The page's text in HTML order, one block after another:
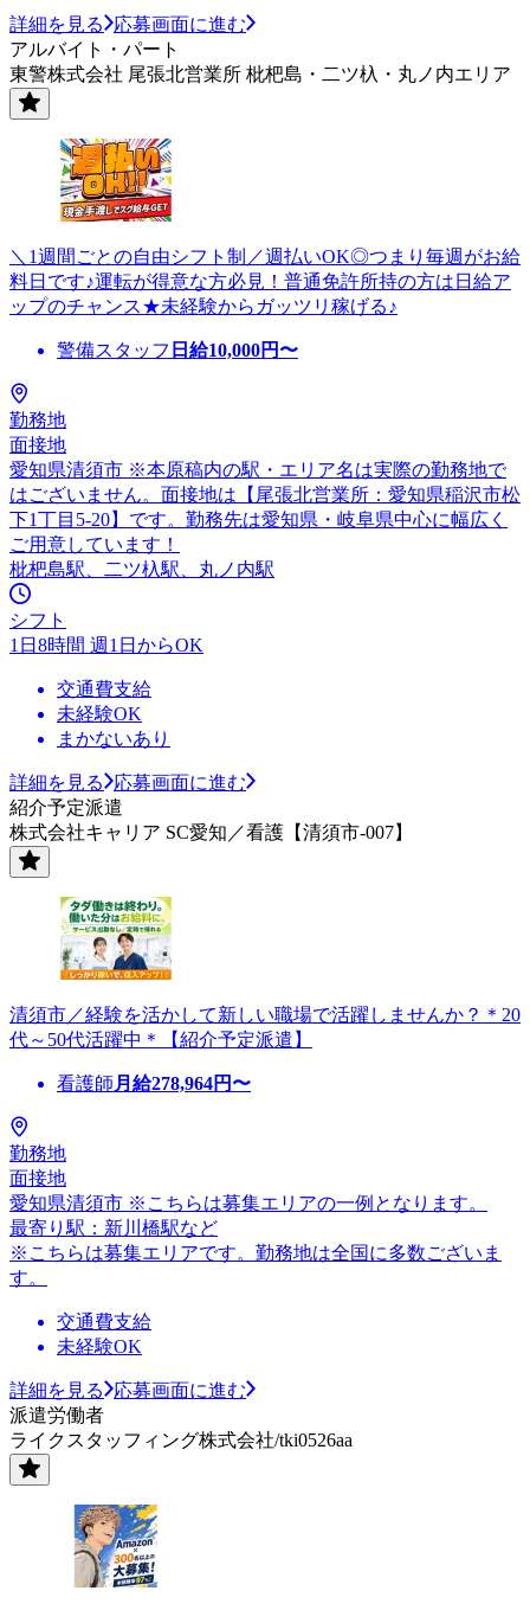
詳細を見る
応募画面に進む
アルバイト・パート
東警株式会社 尾張北営業所 枇杷島・二ツ杁・丸ノ内エリア
＼1週間ごとの自由シフト制／週払いOK◎つまり毎週がお給
料日です♪運転が得意な方必見！普通免許所持の方は日給ア
ップのチャンス★未経験からガッツリ稼げる♪
警備スタッフ 日給10,000円〜
勤務地
面接地
愛知県清須市 ※本原稿内の駅・エリア名は実際の勤務地で
はございません。面接地は【尾張北営業所：愛知県稲沢市松
下1丁目5-20】です。勤務先は愛知県・岐阜県中心に幅広く
ご用意しています！
枇杷島駅、二ツ杁駅、丸ノ内駅
シフト
1日8時間 週1日からOK
交通費支給
未経験OK
まかないあり
詳細を見る
応募画面に進む
紹介予定派遣
株式会社キャリア SC愛知／看護【清須市-007】
清須市／経験を活かして新しい職場で活躍しませんか？＊20
代～50代活躍中＊【紹介予定派遣】
看護師 月給278,964円〜
勤務地
面接地
愛知県清須市 ※こちらは募集エリアの一例となります。
最寄り駅：新川橋駅など
※こちらは募集エリアです。勤務地は全国に多数ございま
す。
交通費支給
未経験OK
詳細を見る
応募画面に進む
派遣労働者
ライクスタッフィング株式会社/tki0526aa